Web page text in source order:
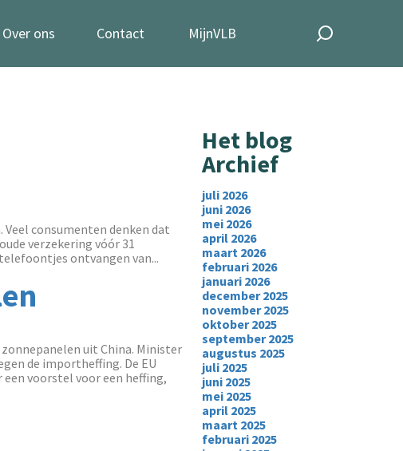
Over ons Contact MijnVLB
consumenten denken dat
verzekering vóór 31
ontvangen van...
uit China. Minister
de importheffing. De EU
voorstel voor een heffing,
Het blog
Archief
juli 2026
juni 2026
mei 2026
april 2026
maart 2026
februari 2026
januari 2026
december 2025
november 2025
oktober 2025
september 2025
augustus 2025
juli 2025
juni 2025
mei 2025
april 2025
maart 2025
februari 2025